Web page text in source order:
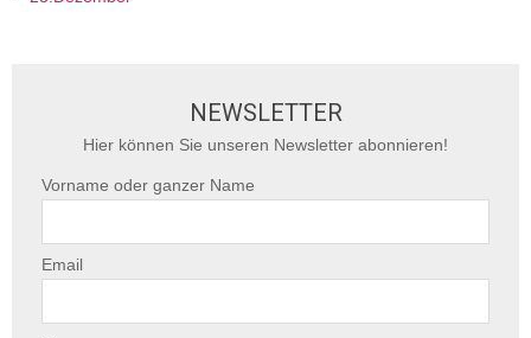
NEWSLETTER
Hier können Sie unseren Newsletter abonnieren!
Vorname oder ganzer Name
Email